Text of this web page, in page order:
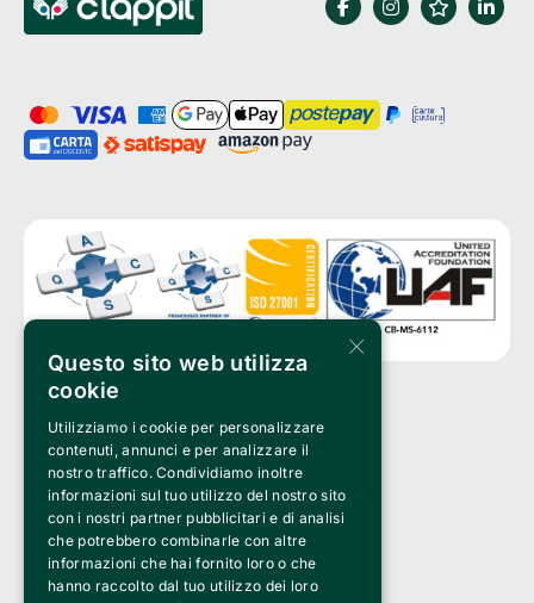
Clappit is a trademark of:
Bemils Srl
a Socio Unico
Via Fosse Ardeatine, 4 -20092 Cinisello Balsamo (MI)
PI 05589050961
Iscr. C.C.I.A.A. Milano R.E.A. 1833471
© 2010-2025 Bemils Srl - All rights reserved
Credits:
×
Questo sito web utilizza
cookie
Utilizziamo i cookie per personalizzare
contenuti, annunci e per analizzare il
nostro traffico. Condividiamo inoltre
informazioni sul tuo utilizzo del nostro sito
con i nostri partner pubblicitari e di analisi
che potrebbero combinarle con altre
informazioni che hai fornito loro o che
hanno raccolto dal tuo utilizzo dei loro